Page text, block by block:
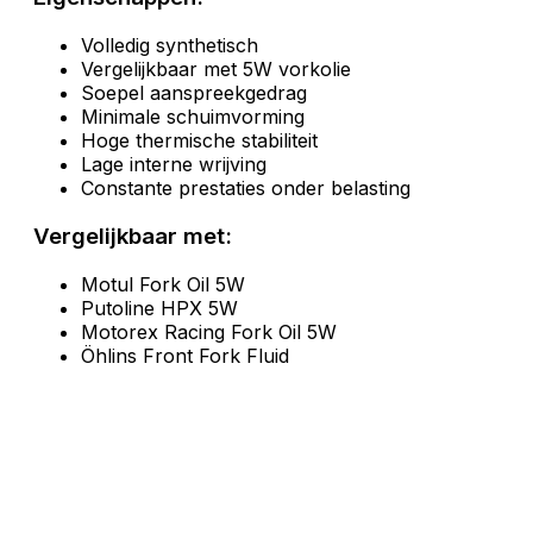
Volledig synthetisch
Vergelijkbaar met 5W vorkolie
Soepel aanspreekgedrag
Minimale schuimvorming
Hoge thermische stabiliteit
Lage interne wrijving
Constante prestaties onder belasting
Vergelijkbaar met:
Motul Fork Oil 5W
Putoline HPX 5W
Motorex Racing Fork Oil 5W
Öhlins Front Fork Fluid